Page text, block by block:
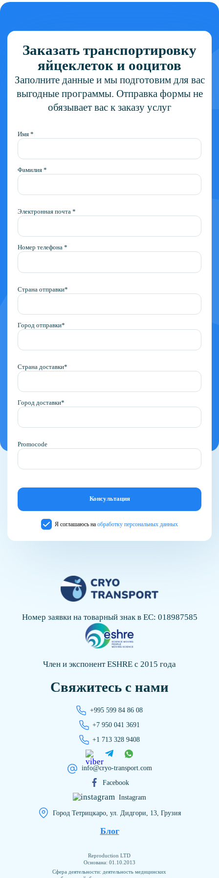
Заказать транспортировку
яйцеклеток и ооцитов
Заполните данные и мы подготовим для вас
выгодные программы. Отправка формы не
обязывает вас к заказу услуг
Имя *
Фамилия *
Электронная почта *
Номер телефона *
Страна отправки*
Город отправки*
Страна доставки*
Город доставки*
Promocode
Я соглашаюсь наобработку персональных данных
Номер заявки на товарный знак в ЕС: 018987585
Член и экспонент ESHRE с 2015 года
Свяжитесь с нами
+995 599 84 86 08
+7 950 041 3691
+1 713 328 9408
info@cryo-transport.com
Facebook
Instagram
Город Тетрицкаро, ул. Дидгори, 13, Грузия
Блог
Reproduction LTD
Основана: 01.10.2013
Сфера деятельности: деятельность медицинских